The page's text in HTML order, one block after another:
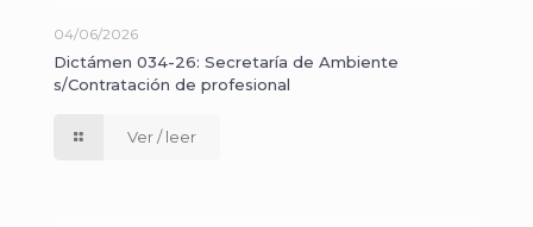
04/06/2026
Dictámen 034-26: Secretaría de Ambiente
s/Contratación de profesional
Ver / leer